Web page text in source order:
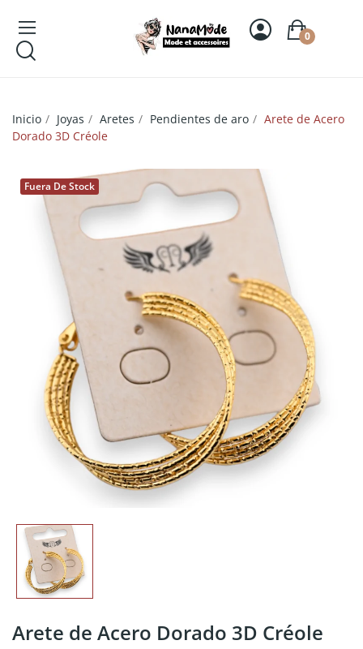
0
Inicio Joyas Aretes Pendientes de aro
Arete de Acero
Dorado 3D Créole
Fuera De Stock
Arete de Acero Dorado 3D Créole